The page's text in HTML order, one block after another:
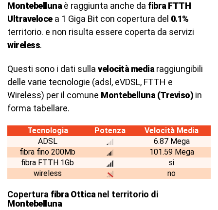
Montebelluna è raggiunta anche da fibra FTTH
Ultravelocea 1 Giga Bit con copertura del 0.1%
territorio. e non risulta essere coperta da servizi
wireless.
Questi sono i dati sulla velocità media raggiungibili
delle varie tecnologie (adsl, eVDSL, FTTH e
Wireless) per il comune Montebelluna (Treviso) in
forma tabellare.
Tecnologia Potenza
Velocità Media
ADSL
6.87 Mega
fibra fino 200Mb
101.59 Mega
fibra FTTH 1Gb
si
wireless
no
Copertura fibra Ottica nel territorio di
Montebelluna